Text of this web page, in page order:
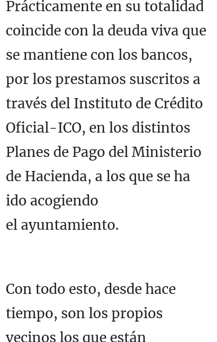
Prácticamente en su totalidad
coincide con la deuda viva que
se mantiene con los bancos,
por los prestamos suscritos a
través del Instituto de Crédito
Oficial-ICO, en los distintos
Planes de Pago del Ministerio
de Hacienda, a los que se ha
ido acogiendo
el ayuntamiento.
Con todo esto, desde hace
tiempo, son los propios
vecinos los que están